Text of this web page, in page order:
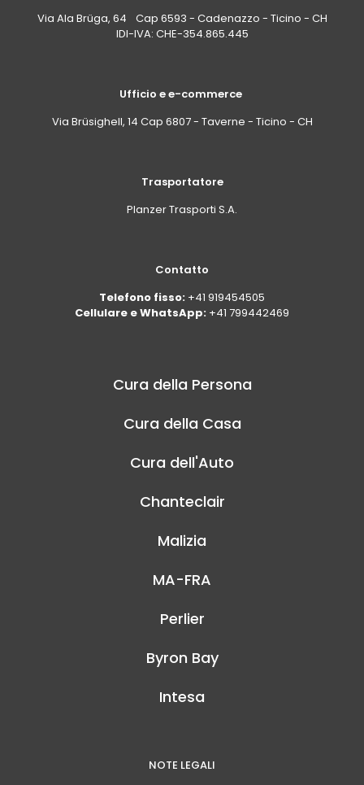
Via Ala Brüga, 64 Cap 6593 - Cadenazzo - Ticino - CH
IDI-IVA: CHE-354.865.445
Ufficio e e-commerce
Via Brüsighell, 14 Cap 6807 - Taverne - Ticino - CH
Trasportatore
Planzer Trasporti S.A.
Contatto
Telefono fisso: +41 919454505
Cellulare e WhatsApp: +41 799442469
Cura della Persona
Cura della Casa
Cura dell'Auto
Chanteclair
Malizia
MA-FRA
Perlier
Byron Bay
Intesa
NOTE LEGALI